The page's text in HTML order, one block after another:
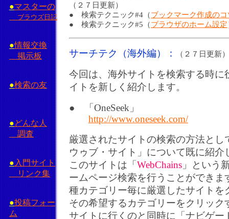
●マスターの
ブラウズ日記
●情報交換
掲示板
●検索の友
●どんな人
調査
● 入門サイト
リンク集
●投稿フォー
ム
（２７日更新）
● 検索テクニック#4（ブックマーク作成のコ
● 検索テクニック#5（ブラウザのホーム設定
サーチテク（海外編）： （２７日更新）
今回は、海外サイトを検索する時に
イトを新しく紹介します。
● 「OneSeek」
http://www.oneseek.com/
厳選されたサイトの検索の方法とし
ウゥブ・サイト」について既に紹介
このサイトは「 WebChains 」という
ームページ検索を行うことができま
種カテゴリー毎に厳選したサイトを
その希望するカテゴリーをクリック
サイトに行くのと同時に「ナビゲー